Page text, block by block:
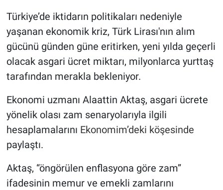
Türkiye’de iktidarın politikaları nedeniyle
yaşanan ekonomik kriz, Türk Lirası'nın alım
gücünü günden güne eritirken, yeni yılda geçerli
olacak asgari ücret miktarı, milyonlarca yurttaş
tarafından merakla bekleniyor.
Ekonomi uzmanı Alaattin Aktaş, asgari ücrete
yönelik olası zam senaryolarıyla ilgili
hesaplamalarını Ekonomim’deki köşesinde
paylaştı.
Aktaş, “öngörülen enflasyona göre zam”
ifadesinin memur ve emekli zamlarını
Gündem Özel
Günün görüntüsü
Haber
İlan
Kimdir
Koronavirüs
Kültür Sanat